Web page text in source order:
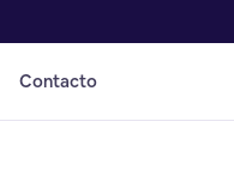
Contacto